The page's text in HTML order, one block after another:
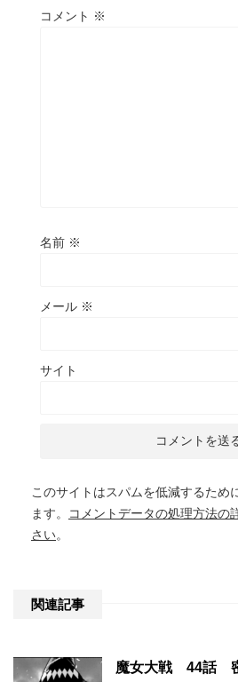
コメント ※
名前 ※
メール ※
サイト
このサイトはスパムを低減するため
ます。
コメントデータの処理方法の
さい。
関連記事
魔女大戦 44話